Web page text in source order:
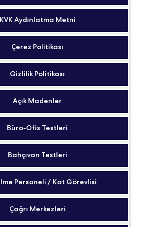
KVK Aydınlatma Metni
Çerez Politikası
Gizlilik Politikası
Açık Madenler
Büro-Ofis Testleri
Bahçıvan Testleri
Personeli / Kat Görevlisi
Çağrı Merkezleri